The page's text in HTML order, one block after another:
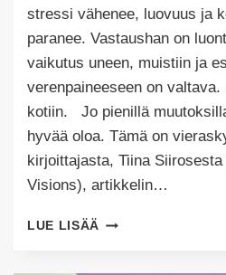
stressi vähenee, luovuus ja
paranee. Vastaushan on
vaikutus uneen, muistiin ja
verenpaineeseen on
kotiin. Jo pienillä
hyvää oloa. Tämä on
kirjoittajasta, Tiina
Visions), artikkelin…
LUE LISÄÄ BIOFIILINEN